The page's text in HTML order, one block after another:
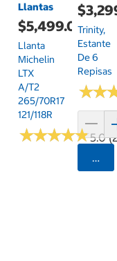
Llantas
$5,499.00
Llanta
Michelin
LTX
A/T2
265/70R17
121/118R
★★★★★
★★★★★5.0
Trinity,
Estante
De 6
Repisas
★★
★★